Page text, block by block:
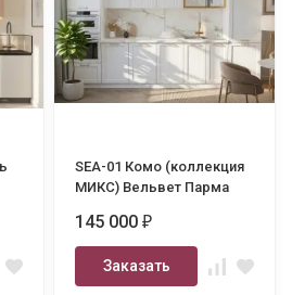
SEA-01 Комо (коллекция
МИКС) Вельвет Парма
145 000₽
Заказать